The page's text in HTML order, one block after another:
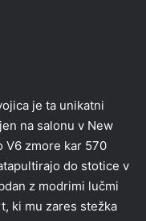
je ta unikatni
na salonu v New
V6 zmore kar 570
do stotice v
z modrimi lučmi
ki mu zares stežka